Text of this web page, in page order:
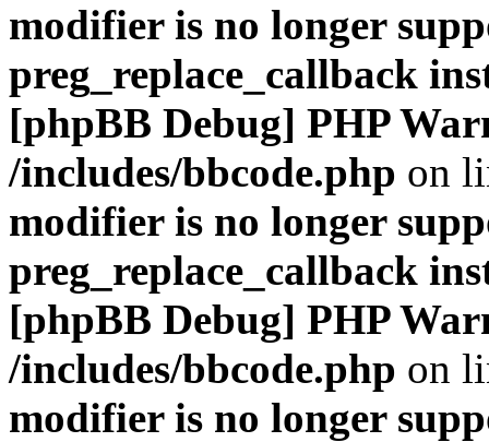
modifier is no longer
preg_replace_callback
[phpBB Debug] PHP
/includes/bbcode.php on
modifier is no longer
preg_replace_callback
[phpBB Debug] PHP
/includes/bbcode.php on
modifier is no longer